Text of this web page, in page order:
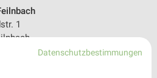
❯
1
- 20:00 Uhr | Geöffnet
Datenschutzbestimmungen